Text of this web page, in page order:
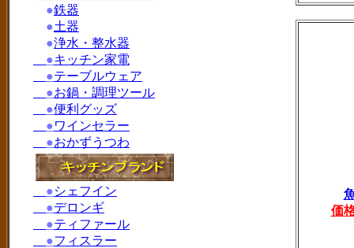
価
●鉄器
●土器
●浄水・整水器
●キッチン家電
●テーブルウェア
●お鍋・調理ツール
●便利グッズ
●ワインセラー
●おかずうつわ
●シェフイン
●デロンギ
●ティファール
●フィスラー